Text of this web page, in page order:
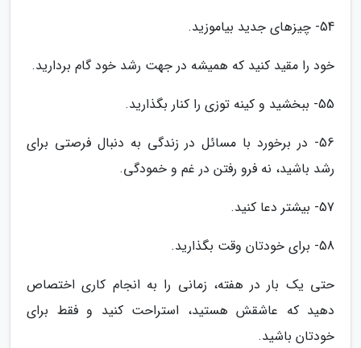
54- چیزهای جدید بیاموزید.
خود را مقید کنید که همیشه در جهت رشد خود گام بردارید.
55- ببخشید و کینه توزی را کنار بگذارید.
56- در برخورد با مسائل در زندگی به دنبال فرصتی برای
رشد باشید، نه فرو رفتن در غم و خمودگی.
57- بیشتر دعا کنید.
58- برای خودتان وقت بگذارید.
حتی یک بار در هفته، زمانی را به انجام کاری اختصاص
دهید که عاشقش هستید، استراحت کنید و فقط برای
خودتان باشید.